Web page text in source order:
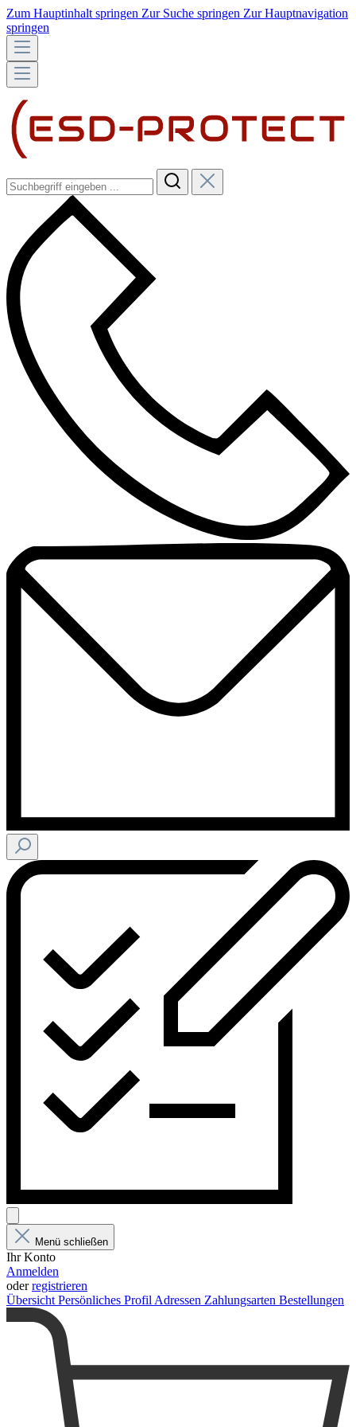
Zum Hauptinhalt springen Zur Suche springen Zur Hauptnavigation
springen
Menü schließen
Ihr Konto
Anmelden
oderregistrieren
Übersicht Persönliches Profil Adressen Zahlungsarten Bestellungen